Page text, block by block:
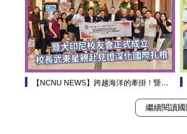
【NCNU NEWS】跨越海洋的牽掛！暨大印尼校友會成立 校長武東星親赴見證深化國際扎根
繼續閱讀國